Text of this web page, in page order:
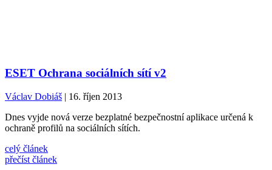
ESET Ochrana sociálních sítí v2
Václav Dobiáš | 16. říjen 2013
Dnes vyjde nová verze bezplatné bezpečnostní aplikace určená k
ochraně profilů na sociálních sítích.
celý článek
přečíst článek